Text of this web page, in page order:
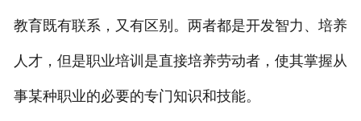
教育既有联系，又有区别。两者都是开发智力、培养
人才，但是职业培训是直接培养劳动者，使其掌握从
事某种职业的必要的专门知识和技能。